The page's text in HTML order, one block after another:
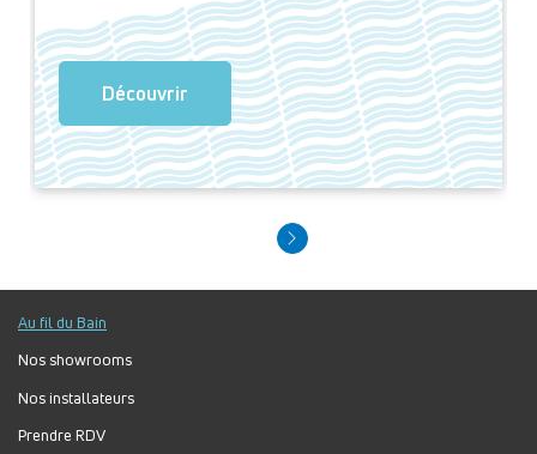
Découvrir
Au fil du Bain
Nos showrooms
Nos installateurs
Prendre RDV